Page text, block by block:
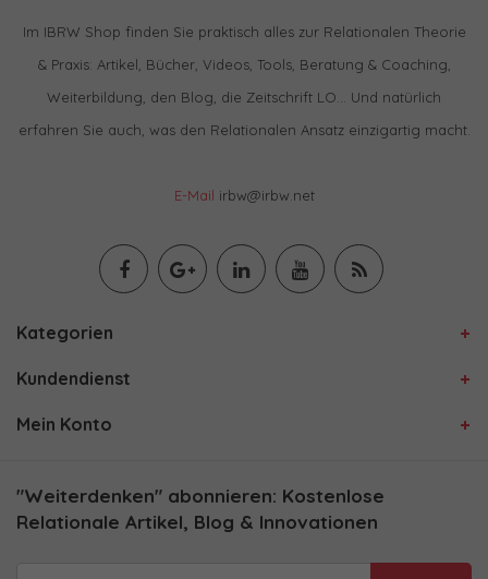
Im IBRW Shop finden Sie praktisch alles zur Relationalen Theorie
& Praxis: Artikel, Bücher, Videos, Tools, Beratung & Coaching,
Weiterbildung, den Blog, die Zeitschrift LO… Und natürlich
erfahren Sie auch, was den Relationalen Ansatz einzigartig macht.
E-Mail irbw@irbw.net
Kategorien
Kundendienst
Mein Konto
"Weiterdenken" abonnieren: Kostenlose
Relationale Artikel, Blog & Innovationen